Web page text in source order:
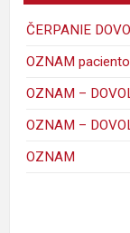
ČERPANIE
OZNAM
OZNAM –
OZNAM –
OZNAM